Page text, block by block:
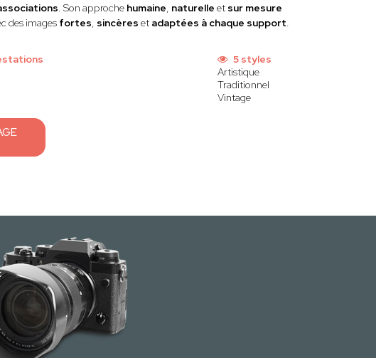
. Son approche humaine, naturelle et sur mesure
des images fortes, sincères et adaptées à chaque support.
5 styles
Artistique
Traditionnel
Vintage